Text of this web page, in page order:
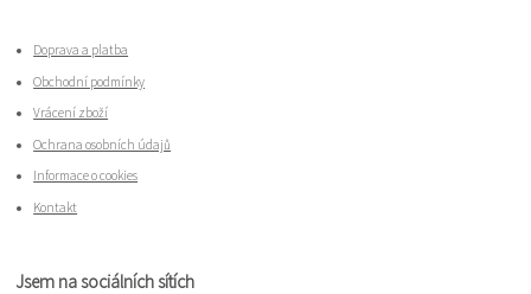
Doprava a platba
Obchodní podmínky
Vrácení zboží
Ochrana osobních údajů
Informace o cookies
Kontakt
Jsem na sociálních sítích